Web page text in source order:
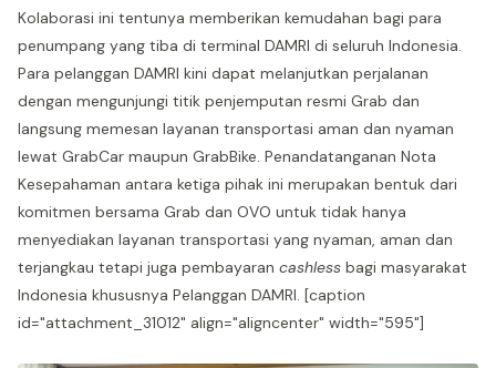
Kolaborasi ini tentunya memberikan kemudahan bagi para
penumpang yang tiba di terminal DAMRI di seluruh Indonesia.
Para pelanggan DAMRI kini dapat melanjutkan perjalanan
dengan mengunjungi titik penjemputan resmi Grab dan
langsung memesan layanan transportasi aman dan nyaman
lewat GrabCar maupun GrabBike. Penandatanganan Nota
Kesepahaman antara ketiga pihak ini merupakan bentuk dari
komitmen bersama Grab dan OVO untuk tidak hanya
menyediakan layanan transportasi yang nyaman, aman dan
terjangkau tetapi juga pembayaran cashless bagi masyarakat
Indonesia khususnya Pelanggan DAMRI. [caption
id="attachment_31012" align="aligncenter" width="595"]